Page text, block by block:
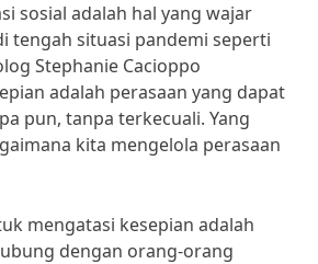
sosial adalah hal yang wajar
tengah situasi pandemi seperti
Stephanie Cacioppo
adalah perasaan yang dapat
pun, tanpa terkecuali. Yang
kita mengelola perasaan
mengatasi kesepian adalah
dengan orang-orang